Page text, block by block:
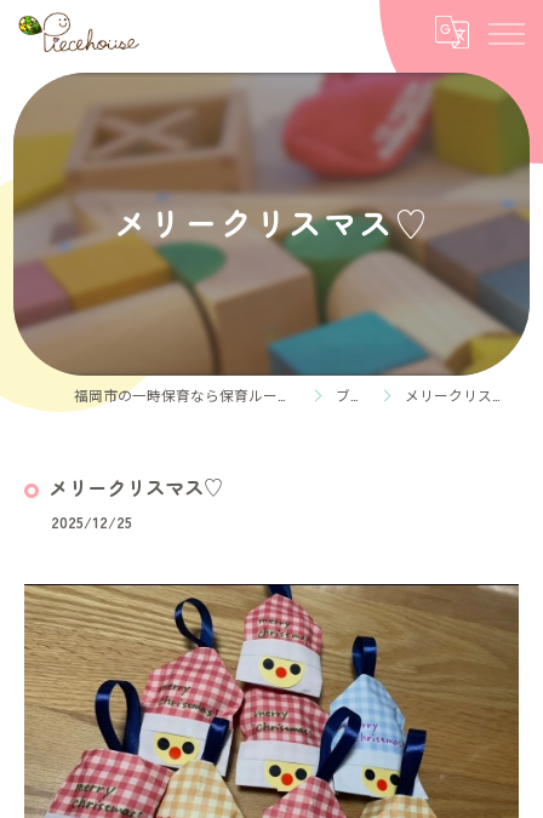
メリークリスマス♡
ブログ メリークリスマス♡
メリークリスマス♡
2025/12/25